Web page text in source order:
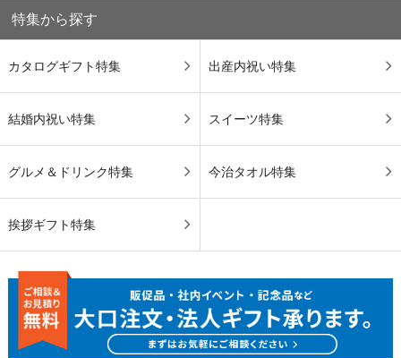
特集から探す
カタログギフト特集 出産内祝い特集
結婚内祝い特集 スイーツ特集
グルメ＆ドリンク特集 今治タオル特集
挨拶ギフト特集